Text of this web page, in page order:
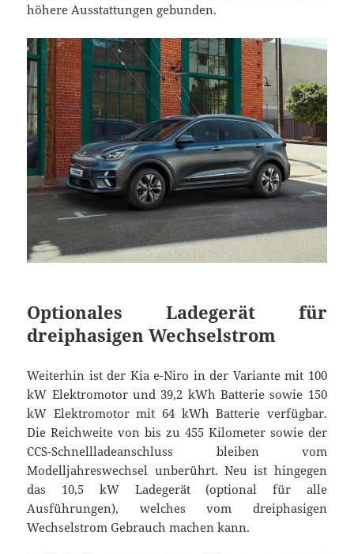
höhere Ausstattungen gebunden.
Optionales Ladegerät für
dreiphasigen Wechselstrom
Weiterhin ist der Kia e-Niro in der Variante mit 100
kW Elektromotor und 39,2 kWh Batterie sowie 150
kW Elektromotor mit 64 kWh Batterie verfügbar.
Die Reichweite von bis zu 455 Kilometer sowie der
CCS-Schnellladeanschluss bleiben vom
Modelljahreswechsel unberührt. Neu ist hingegen
das 10,5 kW Ladegerät (optional für alle
Ausführungen), welches vom dreiphasigen
Wechselstrom Gebrauch machen kann.